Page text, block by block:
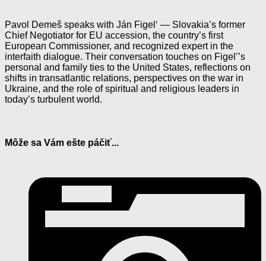
Pavol Demeš speaks with Ján Figel‘ — Slovakia’s former
Chief Negotiator for EU accession, the country’s first
European Commissioner, and recognized expert in the
interfaith dialogue. Their conversation touches on Figel’’s
personal and family ties to the United States, reflections on
shifts in transatlantic relations, perspectives on the war in
Ukraine, and the role of spiritual and religious leaders in
today’s turbulent world.
Môže sa Vám ešte páčiť...